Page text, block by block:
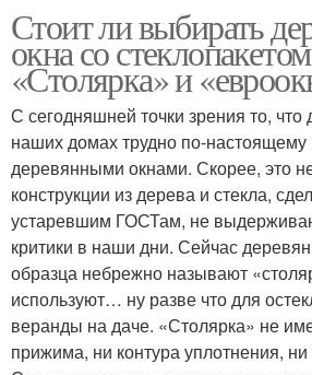
Стоит ли выбирать
окна со
«Столярка» и
С сегодняшней точки зрения то, что
наших домах трудно по-настоящему
деревянными окнами. Скорее, это
конструкции из дерева и стекла,
устаревшим ГОСТам, не
критики в наши дни. Сейчас
образца небрежно называют
используют… ну разве что для
веранды на даче. «Столярка» не
прижима, ни контура уплотнения, ни